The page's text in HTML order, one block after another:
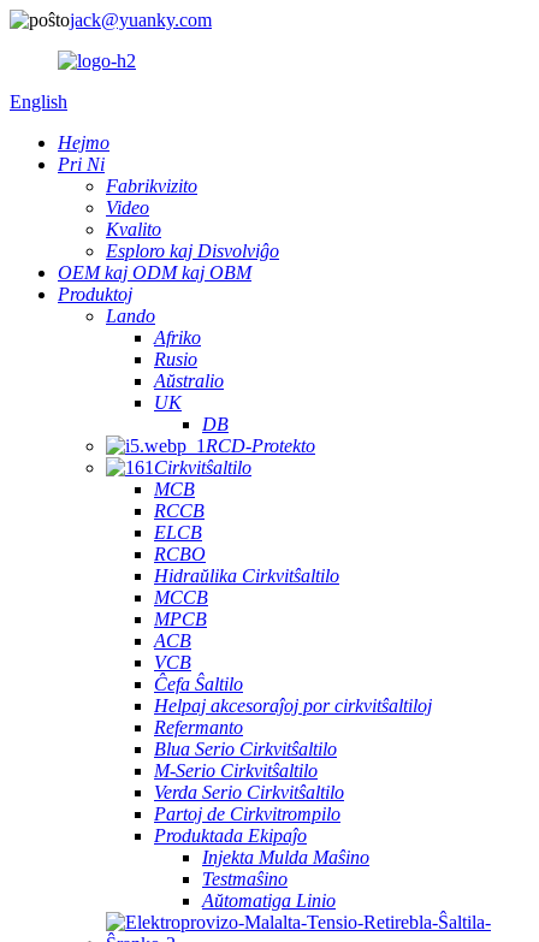
jack@yuanky.com
English
Hejmo
Pri Ni
Fabrikvizito
Video
Kvalito
Esploro kaj Disvolviĝo
OEM kaj ODM kaj OBM
Produktoj
Lando
Afriko
Rusio
Aŭstralio
UK
DB
RCD-Protekto
Cirkvitŝaltilo
MCB
RCCB
ELCB
RCBO
Hidraŭlika Cirkvitŝaltilo
MCCB
MPCB
ACB
VCB
Ĉefa Ŝaltilo
Helpaj akcesoraĵoj por cirkvitŝaltiloj
Refermanto
Blua Serio Cirkvitŝaltilo
M-Serio Cirkvitŝaltilo
Verda Serio Cirkvitŝaltilo
Partoj de Cirkvitrompilo
Produktada Ekipaĵo
Injekta Mulda Maŝino
Testmaŝino
Aŭtomatiga Linio